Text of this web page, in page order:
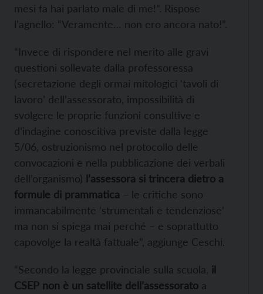
mesi fa hai parlato male di me!”. Rispose
l’agnello: “Veramente… non ero ancora nato!”.
“Invece di rispondere nel merito alle gravi
questioni sollevate dalla professoressa
(secretazione degli ormai mitologici ‘tavoli di
lavoro’ dell’assessorato, impossibilità di
svolgere le proprie funzioni consultive e
d’indagine conoscitiva previste dalla legge
5/06, ostruzionismo nel protocollo delle
convocazioni e nella pubblicazione dei verbali
dell’organismo) l’assessora si trincera dietro a
formule di prammatica – le critiche sono
immancabilmente ‘strumentali e tendenziose’
ma non si spiega mai perché – e soprattutto
capovolge la realtà fattuale”, aggiunge Ceschi.
“Secondo la legge provinciale sulla scuola, il
CSEP non è un satellite dell’assessorato a